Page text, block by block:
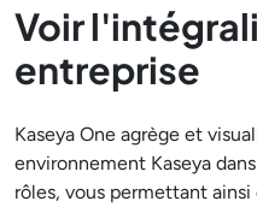
Voir
entreprise
Kaseya One agrège et
environnement Kaseya
rôles, vous permettant